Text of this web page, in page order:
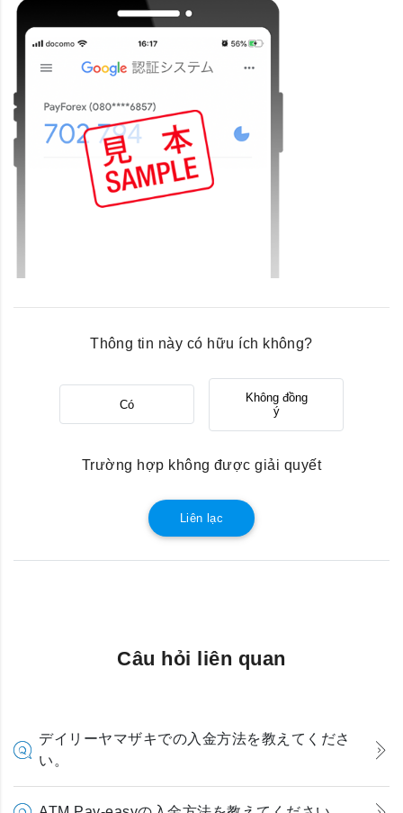
Thông tin này có hữu ích không?
Có
Không đồng
ý
Trường hợp không được giải quyết
Liên lạc
Câu hỏi liên quan
デイリーヤマザキでの入金方法を教えてくださ
い。